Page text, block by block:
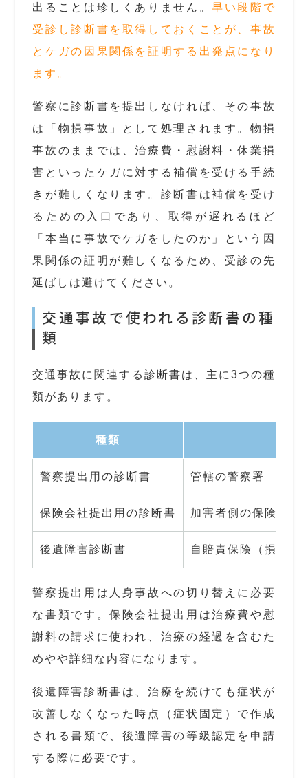
出ることは珍しくありません。早い段階で
受診し診断書を取得しておくことが、事故
とケガの因果関係を証明する出発点になり
ます。
警察に診断書を提出しなければ、その事故
は「物損事故」として処理されます。物損
事故のままでは、治療費・慰謝料・休業損
害といったケガに対する補償を受ける手続
きが難しくなります。診断書は補償を受け
るための入口であり、取得が遅れるほど
「本当に事故でケガをしたのか」という因
果関係の証明が難しくなるため、受診の先
延ばしは避けてください。
交通事故で使われる診断書の種
類
交通事故に関連する診断書は、主に3つの種
類があります。
種類
警察提出用の診断書 管轄の警察署
保険会社提出用の診断書 加害者側の保険会社
後遺障害診断書 自賠責保険（損害保
警察提出用は人身事故への切り替えに必要
な書類です。保険会社提出用は治療費や慰
謝料の請求に使われ、治療の経過を含むた
めやや詳細な内容になります。
後遺障害診断書は、治療を続けても症状が
改善しなくなった時点（症状固定）で作成
される書類で、後遺障害の等級認定を申請
する際に必要です。